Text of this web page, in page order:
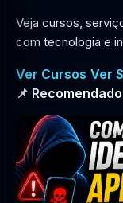
Veja cursos,
com tecnologia e
Ver Cursos Ver
📌